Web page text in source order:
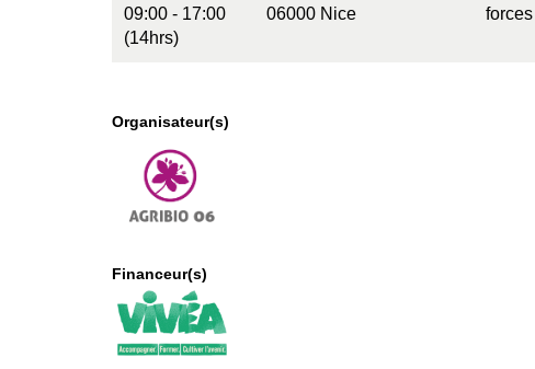
09:00 - 17:00
(14hrs)
06000 Nice
Organisateur(s)
Financeur(s)